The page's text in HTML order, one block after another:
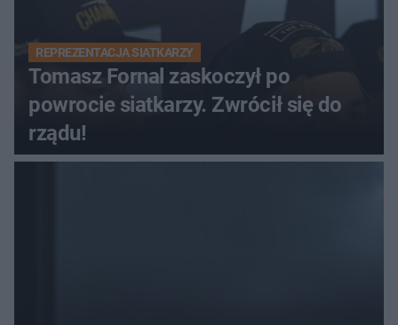
REPREZENTACJA SIATKARZY
Tomasz Fornal zaskoczył po
powrocie siatkarzy. Zwrócił się do
rządu!